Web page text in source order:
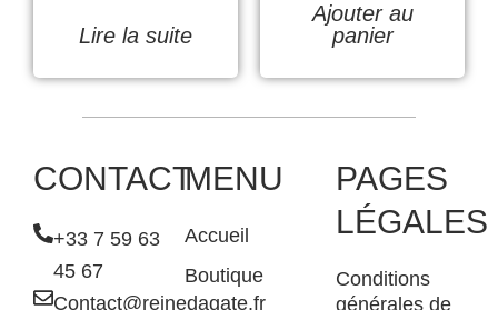
Lire la suite
Ajouter au
panier
CONTACT
+33 7 59 63
45 67
Contact@reinedagate.fr
MENU
Accueil
Boutique
PAGES
LÉGALES
Conditions
générales de